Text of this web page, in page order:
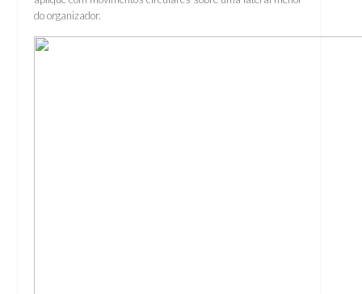
do organizador.